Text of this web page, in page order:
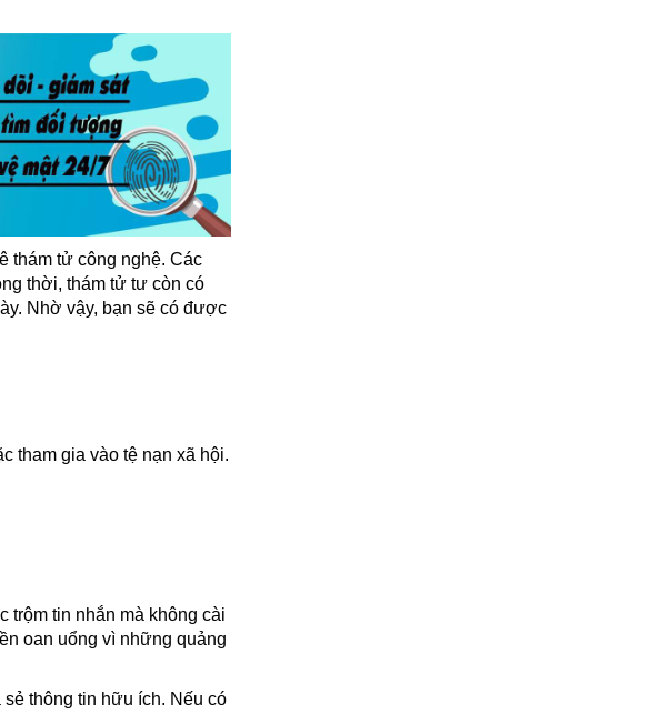
thám tử công nghệ. Các
thời, thám tử tư còn có
Nhờ vậy, bạn sẽ có được
tham gia vào tệ nạn xã hội.
trộm tin nhắn mà không cài
oan uổng vì những quảng
sẻ thông tin hữu ích. Nếu có